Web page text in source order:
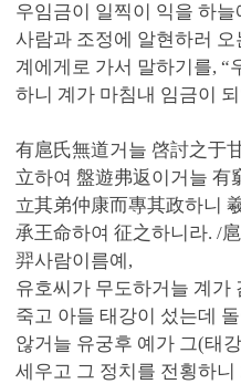
우임금이 일찍이 익을 하
사람과 조정에 알현하러
계에게로 가서 말하기를, “
하니 계가 마침내 임금이
有扈氏無道거늘 啓討之于
立하여 盤遊弗返이거늘 有
立其弟仲康而專其政하니
承王命하여 征之하니라. /
羿사람이름예,
유호씨가 무도하거늘 계가
죽고 아들 태강이 섰는데
않거늘 유궁후 예가 그(태
세우고 그 정치를 전횡하